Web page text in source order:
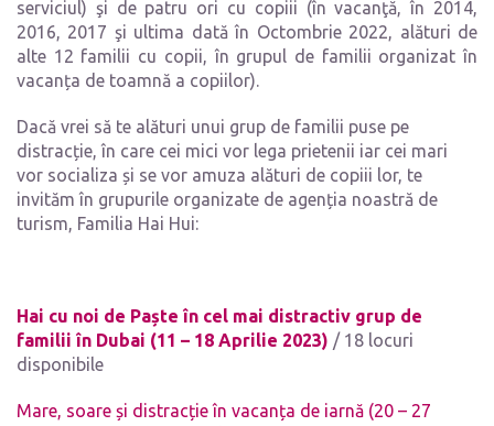
serviciul) şi de patru ori cu copiii (în vacanţă, în 2014,
2016, 2017 şi ultima dată în Octombrie 2022, alături de
alte 12 familii cu copii, în grupul de familii organizat în
vacanța de toamnă a copiilor).
Dacă vrei să te alături unui grup de familii puse pe
distracție, în care cei mici vor lega prietenii iar cei mari
vor socializa și se vor amuza alături de copiii lor, te
invităm în grupurile organizate de agenția noastră de
turism, Familia Hai Hui:
Hai cu noi de Paște în cel mai distractiv grup de
familii în Dubai (11 – 18 Aprilie 2023) / 18 locuri
disponibile
Mare, soare și distracție în vacanța de iarnă (20 – 27